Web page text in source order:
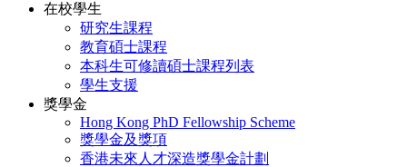
在校學生
研究生課程
教育碩士課程
本科生可修讀碩士課程列表
學生支援
獎學金
Hong Kong PhD Fellowship Scheme
獎學金及獎項
香港未來人才深造獎學金計劃